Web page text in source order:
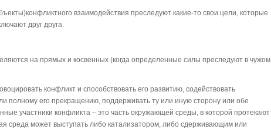
взаимодействия преследуют какие-то свои цели, которые
друг друга.
на прямых и косвенных (когда определенные силы преследуют в чужом
конфликт и способствовать его развитию, содействовать
полному его прекращению, поддерживать ту или иную сторону или обе
участники конфликта – это часть окружающей среды, в которой протекают
среда может выступать либо катализатором, либо сдерживающим или